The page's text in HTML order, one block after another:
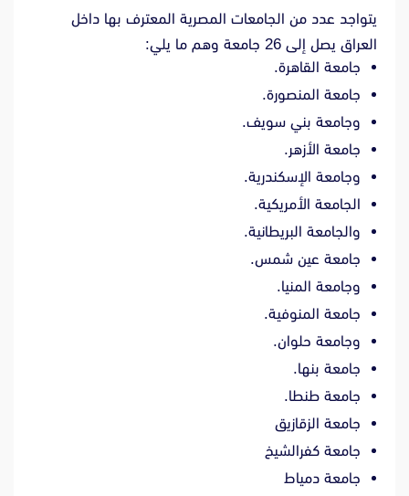
يتواجد عدد من الجامعات المصرية المعترف بها داخل
العراق يصل إلى 26 جامعة وهم ما يلي:
جامعة القاهرة.
جامعة المنصورة.
وجامعة بني سويف.
جامعة الأزهر.
وجامعة الإسكندرية.
الجامعة الأمريكية.
والجامعة البريطانية.
جامعة عين شمس.
وجامعة المنيا.
جامعة المنوفية.
وجامعة حلوان.
جامعة بنها.
جامعة طنطا.
جامعة الزقازيق
جامعة كفرالشيخ
جامعة دمياط